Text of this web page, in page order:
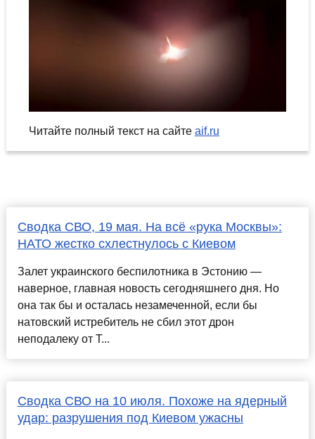
Читайте полный текст на сайте aif.ru
Сводка СВО, 19 мая. На всё «рука Москвы»:
НАТО жестко схлестнулось с Киевом
Залет украинского беспилотника в Эстонию —
наверное, главная новость сегодняшнего дня. Но
она так бы и осталась незамеченной, если бы
натовский истребитель не сбил этот дрон
неподалеку от Т...
Сводка СВО на 10 июля. Похоже на ядерный
удар: разрушения под Киевом ужасны